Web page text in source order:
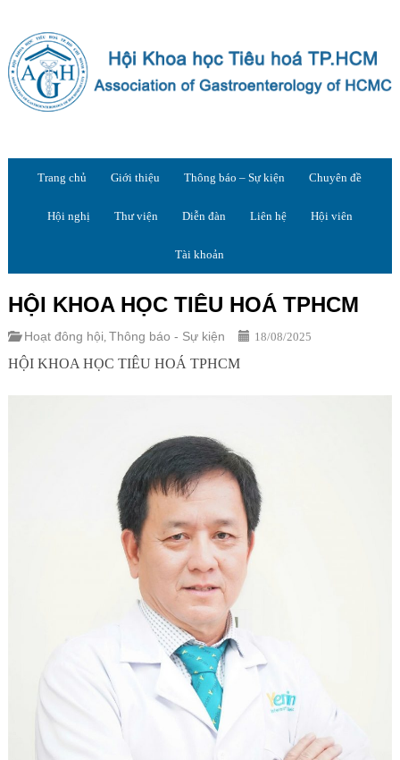
Trang chủ Giới thiệu Thông báo – Sự kiện Chuyên đề
Hội nghị Thư viện Diễn đàn Liên hệ Hội viên
Tài khoản
HỘI KHOA HỌC TIÊU HOÁ TPHCM
Hoạt đông hội, Thông báo - Sự kiện 18/08/2025
HỘI KHOA HỌC TIÊU HOÁ TPHCM